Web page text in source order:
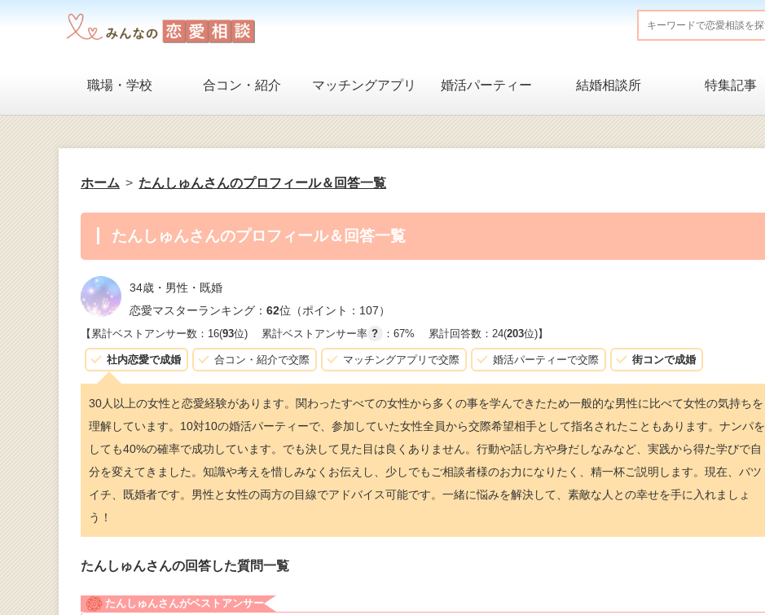
職場・学校 合コン・紹介 マッチングアプリ 婚活パーティー 結婚相談所 特集記事
ホーム たんしゅんさんのプロフィール＆回答一覧
たんしゅんさんのプロフィール＆回答一覧
34歳・男性・既婚
恋愛マスターランキング： 62位（ポイント：107）
【累計ベストアンサー数：16(93位) 累計ベストアンサー率 ? ：67% 累計回答数：24(203位)】
社内恋愛で成婚 合コン・紹介で交際 マッチングアプリで交際 婚活パーティーで交際 街コンで成婚
30人以上の女性と恋愛経験があります。関わったすべての女性から多くの事を学んできたため一般的な男性に比べて女性の気持ちを
理解しています。10対10の婚活パーティーで、参加していた女性全員から交際希望相手として指名されたこともあります。ナンパを
しても40%の確率で成功しています。でも決して見た目は良くありません。行動や話し方や身だしなみなど、実践から得た学びで自
分を変えてきました。知識や考えを惜しみなくお伝えし、少しでもご相談者様のお力になりたく、精一杯ご説明します。現在、バツ
イチ、既婚者です。男性と女性の両方の目線でアドバイス可能です。一緒に悩みを解決して、素敵な人との幸せを手に入れましょ
う！
たんしゅんさんの回答した質問一覧
たんしゅんさんがベストアンサー